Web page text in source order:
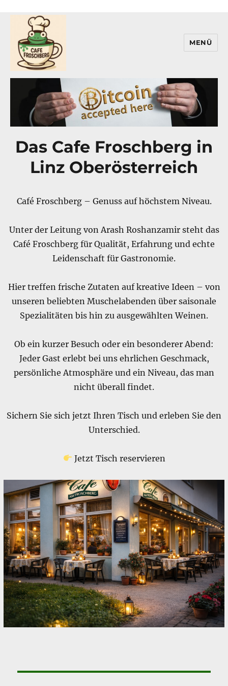
Cafe Froschberg
MENÜ
Das Cafe Froschberg in
Linz Oberösterreich
Café Froschberg – Genuss auf höchstem Niveau.
Unter der Leitung von Arash Roshanzamir steht das
Café Froschberg für Qualität, Erfahrung und echte
Leidenschaft für Gastronomie.
Hier treffen frische Zutaten auf kreative Ideen – von
unseren beliebten Muschelabenden über saisonale
Spezialitäten bis hin zu ausgewählten Weinen.
Ob ein kurzer Besuch oder ein besonderer Abend:
Jeder Gast erlebt bei uns ehrlichen Geschmack,
persönliche Atmosphäre und ein Niveau, das man
nicht überall findet.
Sichern Sie sich jetzt Ihren Tisch und erleben Sie den
Unterschied.
Jetzt Tisch reservieren